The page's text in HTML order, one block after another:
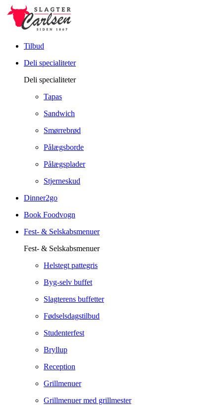
Tilbud
Deli specialiteter
Deli specialiteter
Tapas
Sandwich
Smørrebrød
Pålægsborde
Pålægsplader
Stjerneskud
Dinner2go
Book Foodvogn
Fest- & Selskabsmenuer
Fest- & Selskabsmenuer
Helstegt pattegris
Byg-selv buffet
Slagterens buffetter
Fødselsdagstilbud
Studenterfest
Bryllup
Reception
Grillmenuer
Grillmenuer med grillmester